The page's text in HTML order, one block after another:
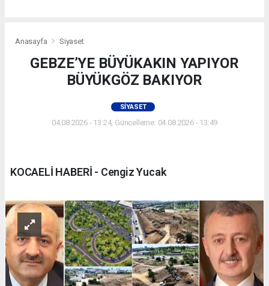
Anasayfa Siyaset
GEBZE’YE BÜYÜKAKIN YAPIYOR
BÜYÜKGÖZ BAKIYOR
SIYASET
04.08.2026 - 13:24, Güncelleme: 04.08.2026 - 13:49
KOCAELİ HABERİ - Cengiz Yucak